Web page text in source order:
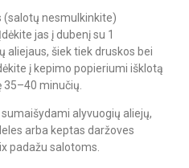
(salotų nesmulkinkite)
jas į dubenį su 1
aliejaus, šiek tiek druskos bei
į kepimo popieriumi išklotą
minučių.
alyvuogių aliejų,
arba keptas daržoves
padažu salotoms.